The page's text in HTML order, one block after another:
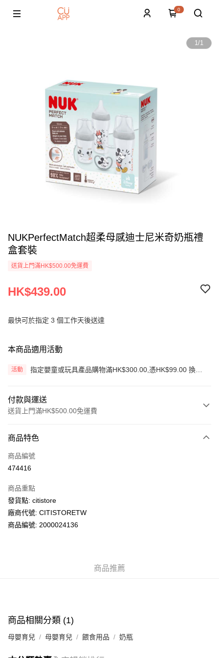
0
1/1
NUKPerfectMatch超柔母感迪士尼米奇奶瓶禮
盒套裝
送貨上門滿HK$500.00免運費
HK$439.00
最快可於指定 3 個工作天後送達
本商品適用活動
活動
指定嬰童或玩具產品購物滿HK$300.00,憑HK$99.00 換購
付款與運送
送貨上門滿HK$500.00免運費
信用卡
AlipayHK
WeChat Pay
送貨方式
每筆HK$50.00，滿HK$200.00或以上免運費
UNY 門市自取
商品特色
商品編號
474416
商品重點
發貨點: citistore
廠商代號: CITISTORETW
商品編號: 2000024136
商品推薦
商品相關分類 (1)
母嬰育兒 母嬰育兒 餵食用品 奶瓶